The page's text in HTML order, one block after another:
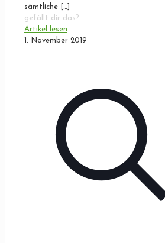
sämtliche […]
gefällt dir das?
Artikel lesen
1. November 2019